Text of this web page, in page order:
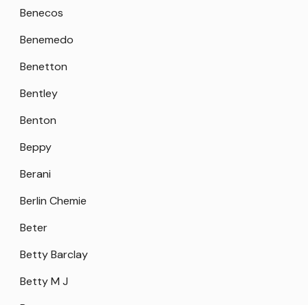
Benecos
Benemedo
Benetton
Bentley
Benton
Beppy
Berani
Berlin Chemie
Beter
Betty Barclay
Betty M J